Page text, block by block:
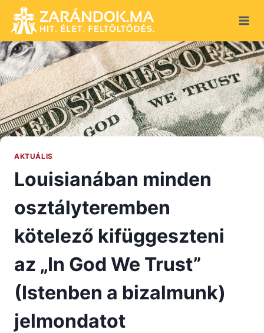
content
AKTUÁLIS
Louisianában minden
osztályteremben
kötelező kifüggeszteni
az „In God We Trust”
(Istenben a bizalmunk)
jelmondatot